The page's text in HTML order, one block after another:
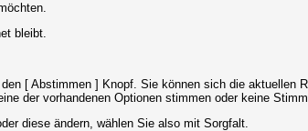
bleibt.
[ Abstimmen ] Knopf. Sie können sich die aktuellen
der vorhandenen Optionen stimmen oder keine
diese ändern, wählen Sie also mit Sorgfalt.